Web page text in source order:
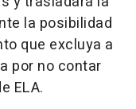
la posibilidad
que excluya a
por no contar
ELA.